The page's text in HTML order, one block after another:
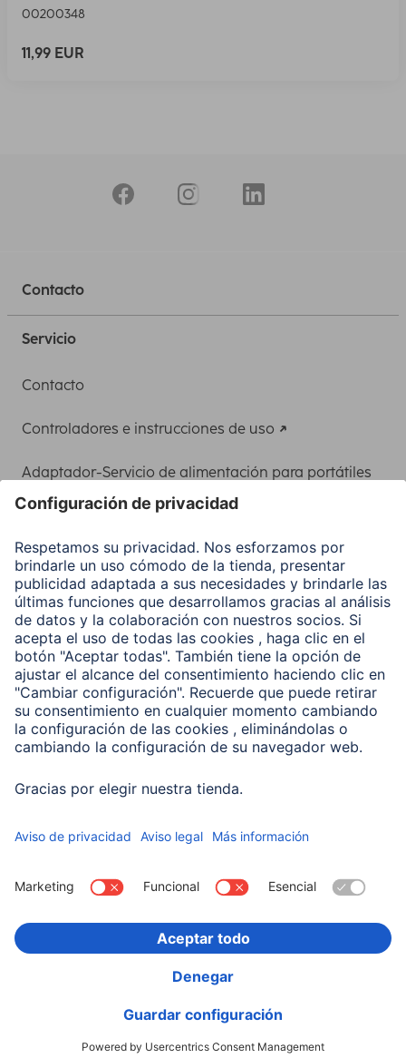
00200348
11,99 EUR
Contacto
Servicio
Contacto
Controladores e instrucciones de uso
Adaptador-Servicio de alimentación para portátiles
Clientes online
Conviértete en distribuidor
Compañía
Historia de la empresa
Hama en todo el Mundo
Sostenibilidad
Business-Portal
Escoger Pais
Declaración de accesibilidad